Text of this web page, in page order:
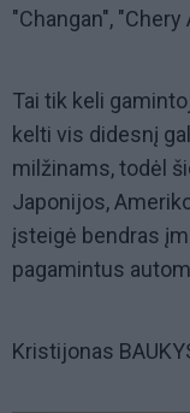
"Changan",
Tai tik keli
kelti vis didesnį
milžinams, todėl
Japonijos,
įsteigė bendras
pagamintus
Kristijonas